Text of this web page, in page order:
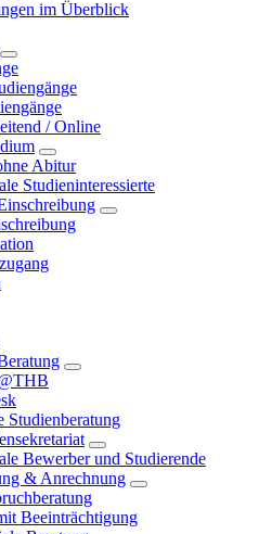
im Überblick
/ Online
Abitur
Studieninteressierte
Studienberatung
Bewerber und Studierende
& Anrechnung
Beeinträchtigung